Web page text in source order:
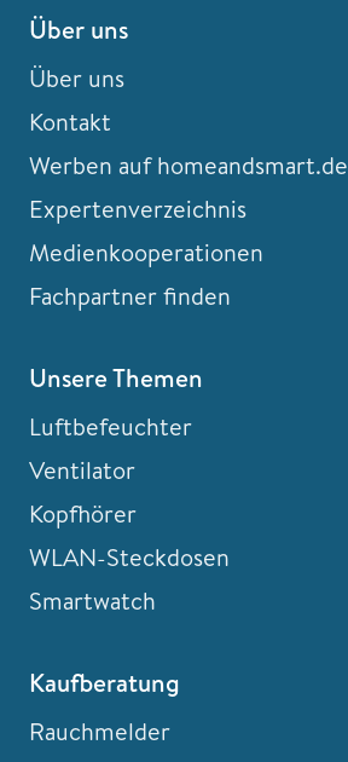
Über uns
Über uns
Kontakt
Werben auf homeandsmart.de
Expertenverzeichnis
Medienkooperationen
Fachpartner finden
Unsere Themen
Luftbefeuchter
Ventilator
Kopfhörer
WLAN-Steckdosen
Smartwatch
Kaufberatung
Rauchmelder